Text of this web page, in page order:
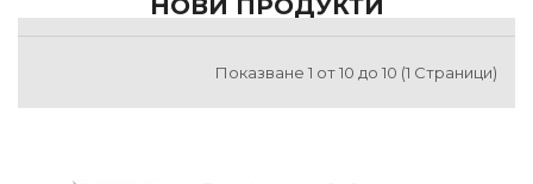
Показване 1 от 10 до 10 (1 Страници)